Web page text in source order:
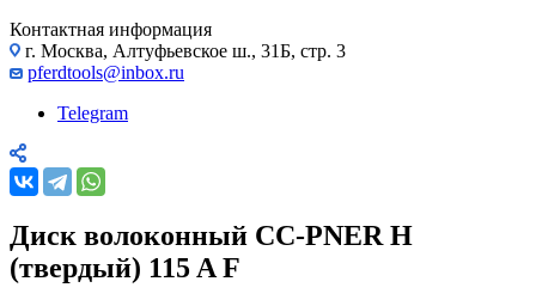
Контактная информация
г. Москва, Алтуфьевское ш., 31Б, стр. 3
pferdtools@inbox.ru
Telegram
Диск волоконный CC-PNER H
(твердый) 115 A F